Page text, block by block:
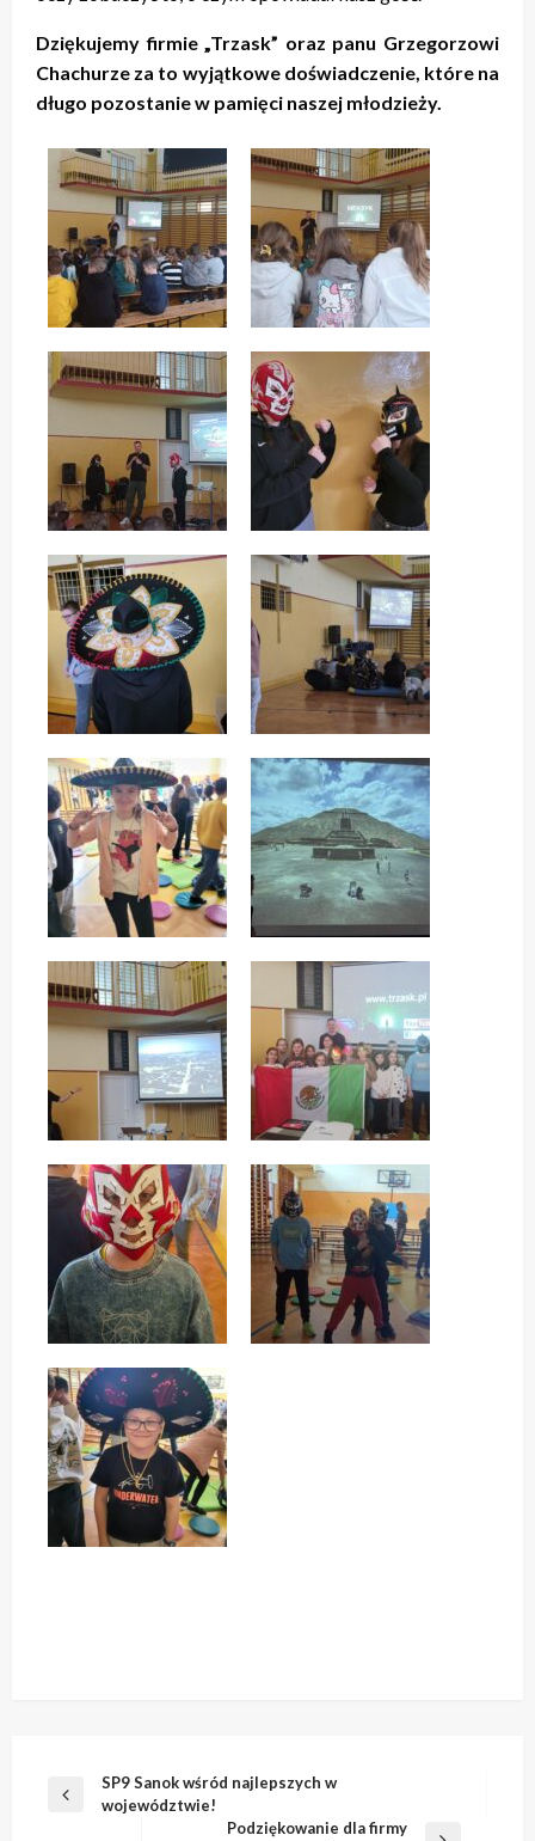
Dziękujemy firmie „Trzask” oraz panu Grzegorzowi
Chachurze za to wyjątkowe doświadczenie, które na
długo pozostanie w pamięci naszej młodzieży.
Nawigacja
wpisu
Poprzedni
SP9 Sanok wśród najlepszych w
województwie!
Podziękowanie dla firmy